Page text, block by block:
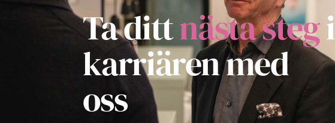
Ta dittnästa stegi
karriären med
oss